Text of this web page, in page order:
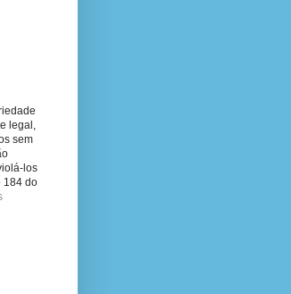
legal,
sem
los
184 do